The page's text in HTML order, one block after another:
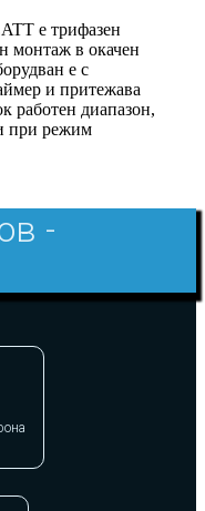
е трифазен
монтаж в окачен
е с
и притежава
работен диапазон,
при режим
-